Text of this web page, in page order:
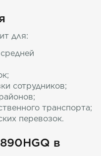
для:
сотрудников;
транспорта;
перевозок.
в